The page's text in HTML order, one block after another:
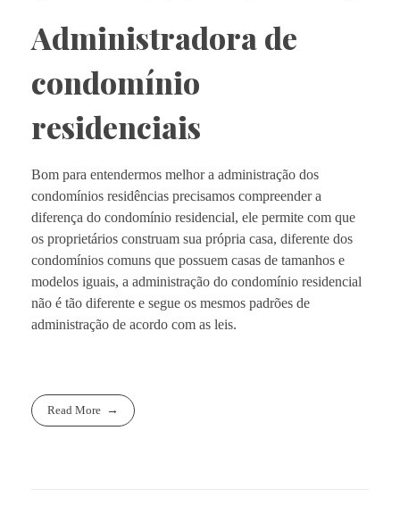
Administradora de
condomínio
residenciais
Bom para entendermos melhor a administração dos
condomínios residências precisamos compreender a
diferença do condomínio residencial, ele permite com que
os proprietários construam sua própria casa, diferente dos
condomínios comuns que possuem casas de tamanhos e
modelos iguais, a administração do condomínio residencial
não é tão diferente e segue os mesmos padrões de
administração de acordo com as leis.
Read More